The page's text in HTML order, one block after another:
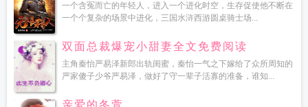
一个含冤而亡的年轻人，进入一个进化时空，生存促使他不断在
一个个复杂的场景中进化，三国水浒西游圆桌骑士场...
双面总裁爆宠小甜妻全文免费阅读
主角秦怡严易泽新郎出轨闺蜜，秦怡一气之下嫁给了众所周知的
严家傻子少爷严易泽，做好了守一辈子活寡的准备，谁知...
亲爱的冬萱